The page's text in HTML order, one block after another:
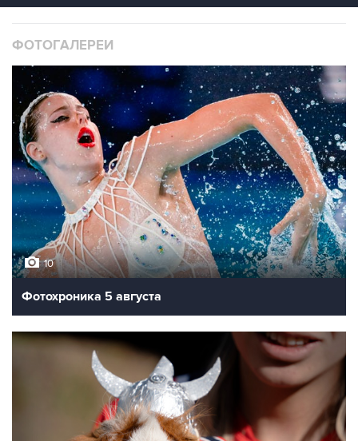
ФОТОГАЛЕРЕИ
10
Фотохроника 5 августа